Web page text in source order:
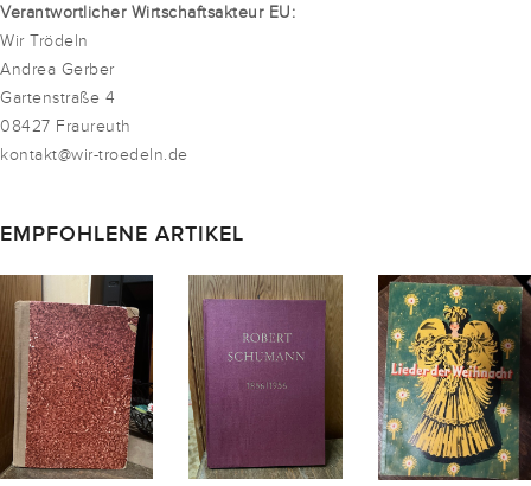
Verantwortlicher Wirtschaftsakteur EU:
Wir Trödeln
Andrea Gerber
Gartenstraße 4
08427 Fraureuth
kontakt@wir-troedeln.de
EMPFOHLENE ARTIKEL